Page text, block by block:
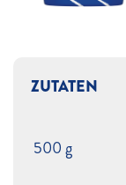
ZUTATEN
500 g